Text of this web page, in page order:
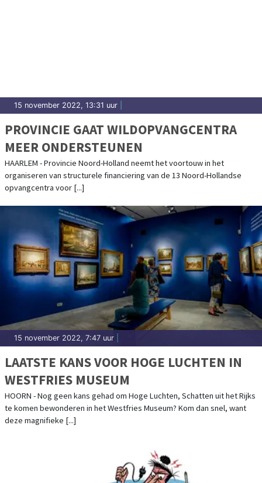
15 november 2022, 13:31 uur
PROVINCIE GAAT WILDOPVANGCENTRA
MEER ONDERSTEUNEN
HAARLEM - Provincie Noord-Holland neemt het voortouw in het
organiseren van structurele financiering van de 13 Noord-Hollandse
opvangcentra voor [...]
15 november 2022, 7:47 uur
LAATSTE KANS VOOR HOGE LUCHTEN IN
WESTFRIES MUSEUM
HOORN - Nog geen kans gehad om Hoge Luchten, Schatten uit het Rijks
te komen bewonderen in het Westfries Museum? Kom dan snel, want
deze magnifieke [...]